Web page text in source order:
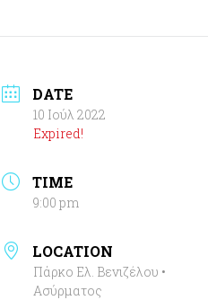
DATE
10 Ιούλ 2022
Expired!
TIME
9:00 pm
LOCATION
Πάρκο Ελ. Βενιζέλου •
Ασύρματος